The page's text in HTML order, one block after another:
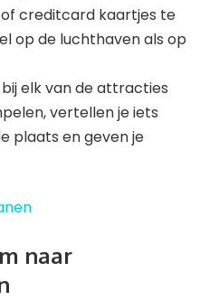
creditcard kaartjes te
op de luchthaven als op
elk van de attracties
vertellen je iets
plaats en geven je
naar